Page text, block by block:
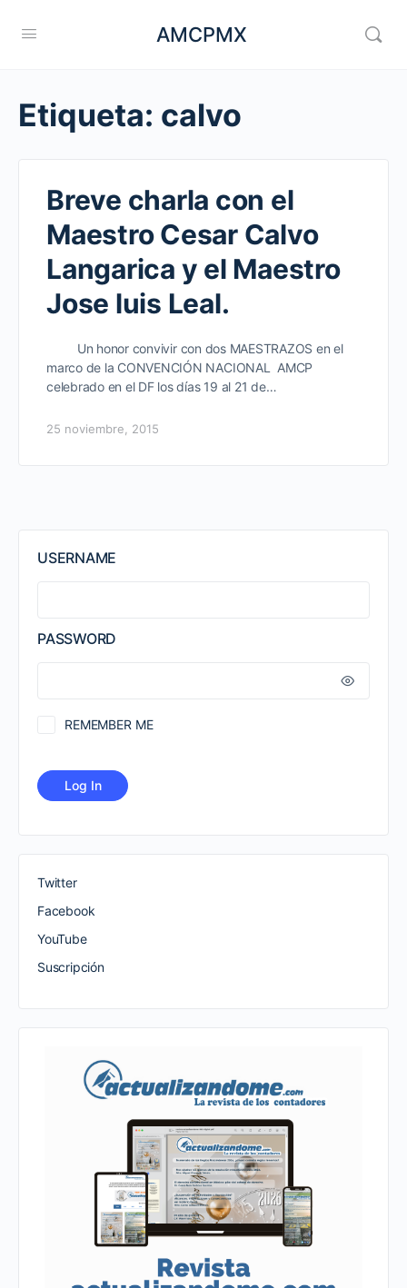
AMCPMX
Etiqueta: calvo
Breve charla con el
Maestro Cesar Calvo
Langarica y el Maestro
Jose luis Leal.
Un honor convivir con dos MAESTRAZOS en el
marco de la CONVENCIÓN NACIONAL AMCP
celebrado en el DF los días 19 al 21 de…
25 noviembre, 2015
USERNAME
PASSWORD
REMEMBER ME
Twitter
Facebook
YouTube
Suscripción